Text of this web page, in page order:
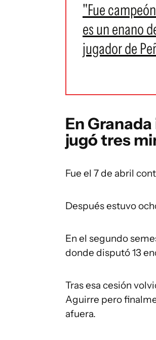
"Fue
es un enano
jugador de
En
jugó tres
Fue el 7 de abril
Después estuvo
En el segundo
donde disputó 13
Tras esa cesión
Aguirre pero
afuera.